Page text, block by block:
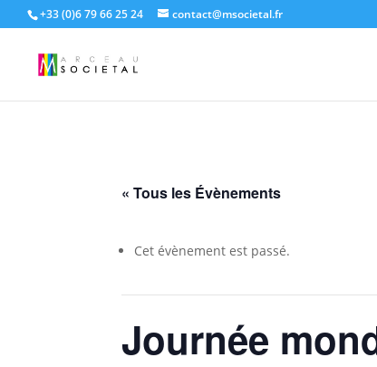
+33 (0)6 79 66 25 24 contact@msocietal.fr
« Tous les Évènements
Cet évènement est passé.
Journée